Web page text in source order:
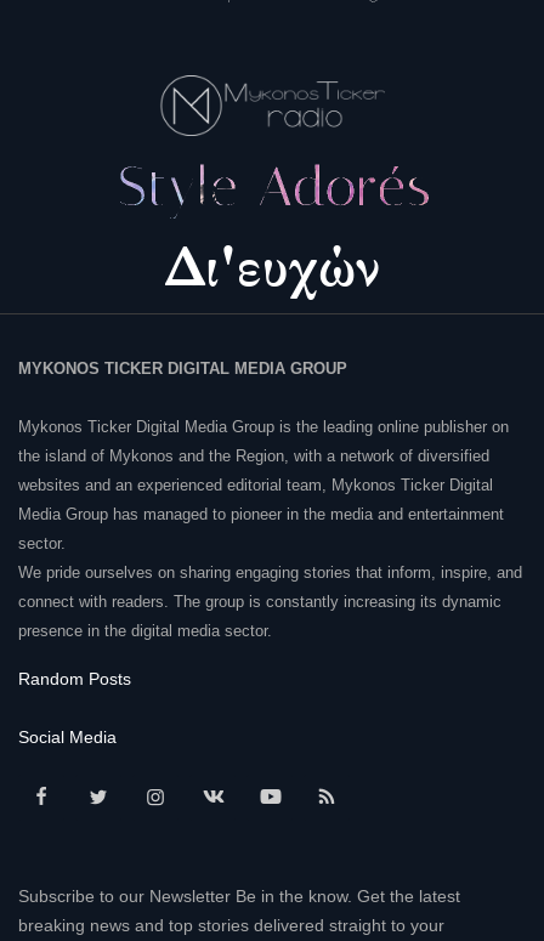
MYKONOS TICKER DIGITAL MEDIA GROUP
Mykonos Ticker Digital Media Group is the leading online publisher on
the island of Mykonos and the Region, with a network of diversified
websites and an experienced editorial team, Mykonos Ticker Digital
Media Group has managed to pioneer in the media and entertainment
sector.
We pride ourselves on sharing engaging stories that inform, inspire, and
connect with readers. The group is constantly increasing its dynamic
presence in the digital media sector.
Random Posts
Social Media
Subscribe to our Newsletter Be in the know. Get the latest
breaking news and top stories delivered straight to your